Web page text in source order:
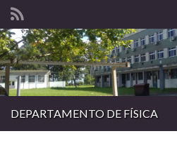
Search for:
DEPARTAMENTO DE FÍSICA